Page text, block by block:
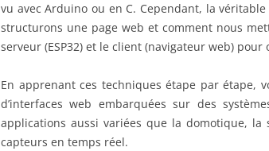
vu avec Arduino ou en C. Cependant, la
structurons une page web et comment nous
serveur (ESP32) et le client (navigateur web)
En apprenant ces techniques étape par étape,
d’interfaces web embarquées sur des
applications aussi variées que la domotique, la
capteurs en temps réel.